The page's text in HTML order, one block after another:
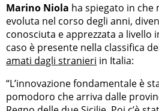
Marino Niola ha spiegato in che
evoluta nel corso degli anni,
conosciuta e apprezzata a livello
caso è presente nella classifica
amati dagli stranieri in Italia:
“L’innovazione fondamentale è
pomodoro che arriva dalle